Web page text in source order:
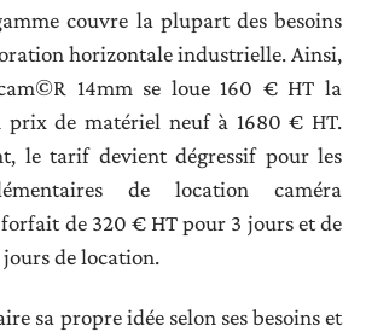
couvre la plupart des besoins
horizontale industrielle. Ainsi,
14mm se loue 160 € HT la
prix de matériel neuf à 1680 € HT.
le tarif devient dégressif pour les
de location caméra
de 320 € HT pour 3 jours et de
de location.
sa propre idée selon ses besoins et